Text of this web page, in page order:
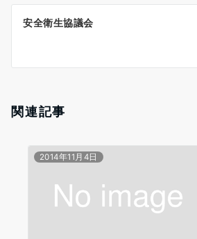
ン
安全衛生協議会
関連記事
2014年11月4日